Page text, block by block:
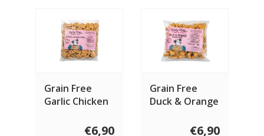
Grain Free
Garlic Chicken
€6,90
Grain Free
Duck & Orange
€6,90